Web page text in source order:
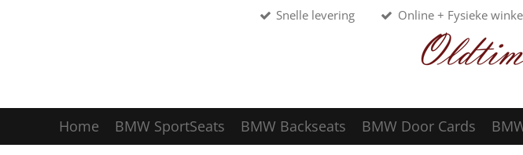
Snelle levering Online + Fysieke
Home BMW SportSeats BMW Backseats BMW Door Cards